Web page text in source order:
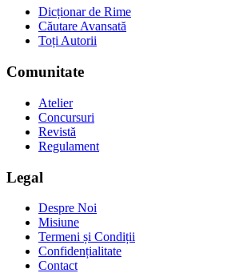
Dicționar de Rime
Căutare Avansată
Toți Autorii
Comunitate
Atelier
Concursuri
Revistă
Regulament
Legal
Despre Noi
Misiune
Termeni și Condiții
Confidențialitate
Contact